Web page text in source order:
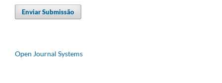
Enviar Submissão
Open Journal Systems